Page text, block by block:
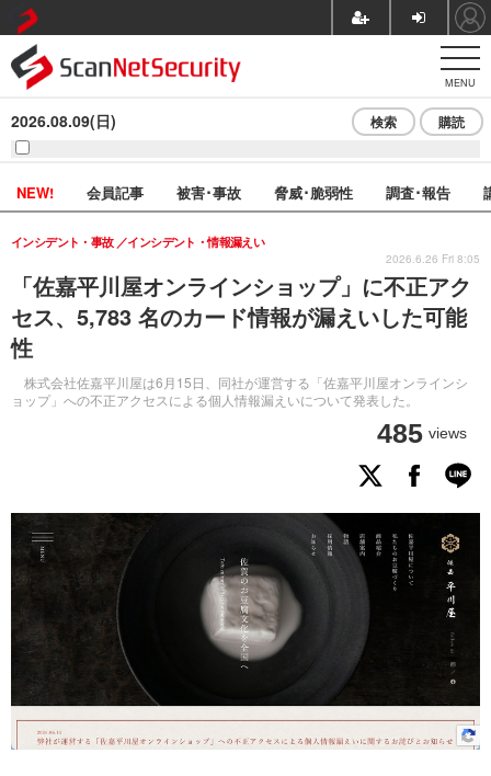
MENU
2026.08.09(日) 検索 購読
NEW! 会員記事 被害･事故 脅威･脆弱性 調査･報告
「佐嘉平川屋オンラインショップ」に不正アク
セス、5,783 名のカード情報が漏えいした可能
性
株式会社佐嘉平川屋は6月15日、同社が運営する「佐嘉平川屋オンラインシ
ョップ」への不正アクセスによる個人情報漏えいについて発表した。
インシデント・事故 インシデント・情報漏えい
485 views
2026.6.26 Fri 8:05